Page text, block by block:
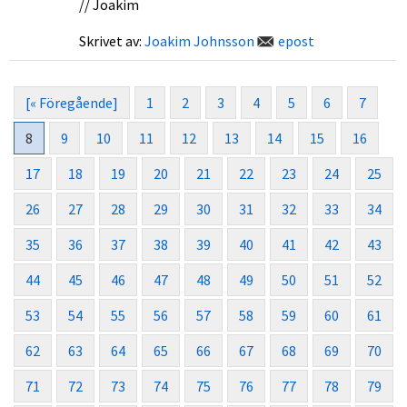
// Joakim
Skrivet av: Joakim Johnsson epost
[« Föregående] 1 2 3 4 5 6
7
8
9 10 11 12 13 14 15
16
17
18 19 20 21 22 23 24
25
26
27 28 29 30 31 32 33
34
35
36 37 38 39 40 41 42
43
44
45 46 47 48 49 50 51
52
53
54 55 56 57 58 59 60
61
62
63 64 65 66 67 68 69
70
71
72 73 74 75 76 77 78 79